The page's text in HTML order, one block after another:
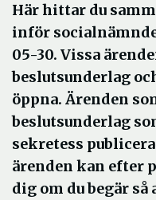
Här hittar du
inför
05-30. Vissa
beslutsunderlag
öppna. Ärenden
beslutsunderlag
sekretess
ärenden kan efter
dig om du begär